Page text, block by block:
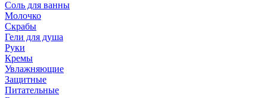
Соль для ванны
Молочко
Скрабы
Гели для душа
Руки
Кремы
Увлажняющие
Защитные
Питательные